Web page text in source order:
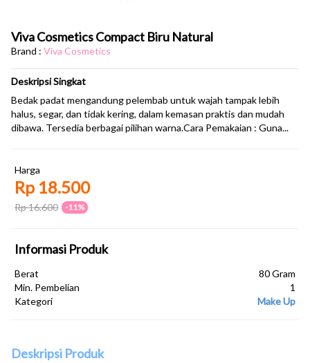
Viva Cosmetics Compact Biru Natural
Brand : Viva Cosmetics
Deskripsi Singkat
Bedak padat mengandung pelembab untuk wajah tampak lebih
halus, segar, dan tidak kering, dalam kemasan praktis dan mudah
dibawa. Tersedia berbagai pilihan warna.Cara Pemakaian : Guna...
Harga
Rp 18.500
Rp 16.600 -11%
Informasi Produk
Berat
80 Gram
Min. Pembelian
1
Kategori
Make Up
Deskripsi Produk